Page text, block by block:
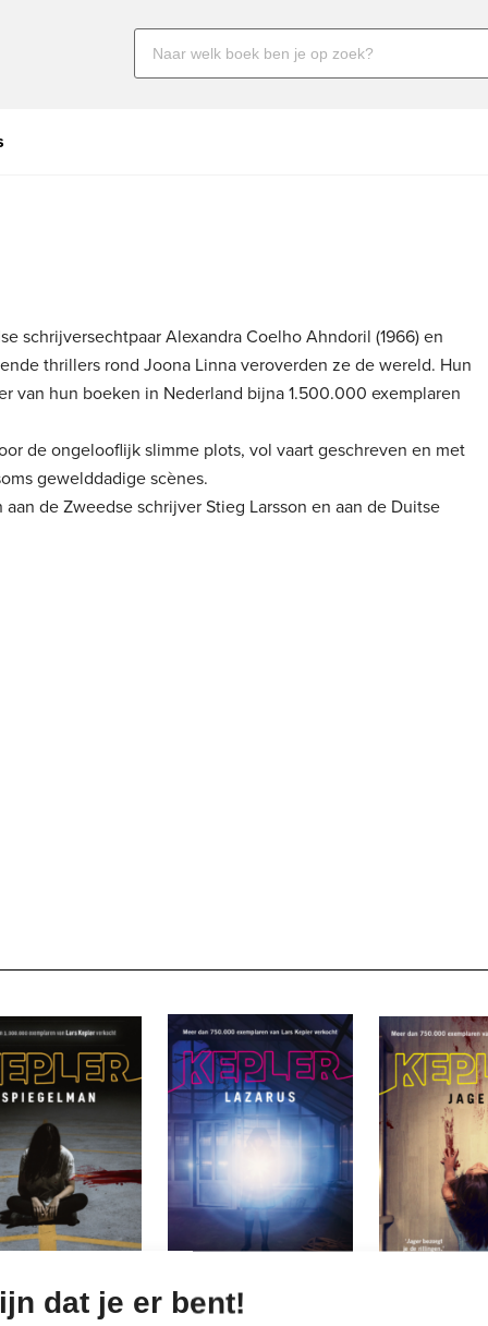
dat je er bent!
Zoeken
naar
schrijversechtpaar Alexandra Coelho Ahndoril (1966) en
thrillers rond Joona Linna veroverden ze de wereld. Hun
van hun boeken in Nederland bijna 1.500.000 exemplaren
de ongelooflijk slimme plots, vol vaart geschreven en met
gewelddadige scènes.
de Zweedse schrijver Stieg Larsson en aan de Duitse